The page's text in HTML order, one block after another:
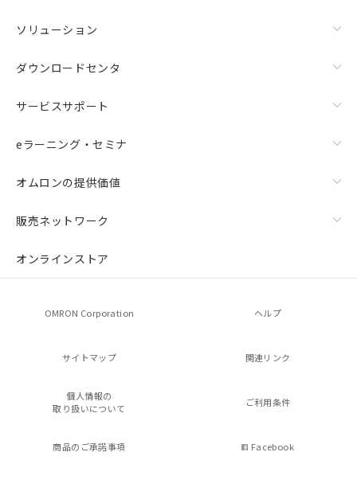
ソリューション
ダウンロードセンタ
サービスサポート
eラーニング・セミナ
オムロンの提供価値
販売ネットワーク
オンラインストア
OMRON Corporation ヘルプ
サイトマップ 関連リンク
個人情報の
取り扱いについて
ご利用条件
商品のご承諾事項 Facebook